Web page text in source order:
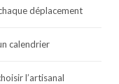
déplacement
calendrier
l’artisanal